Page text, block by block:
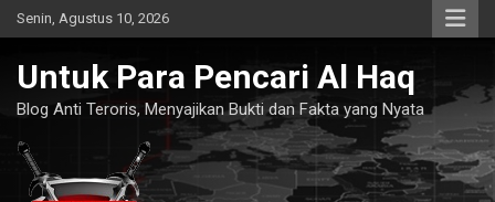
Skip
to
Senin, Agustus 10, 2026
Untuk Para Pencari Al Haq
Blog Anti Teroris, Menyajikan Bukti dan Fakta yang Nyata